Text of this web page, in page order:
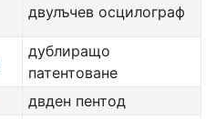
двулъчев осцилограф
дублиращо
патентоване
двден пентод